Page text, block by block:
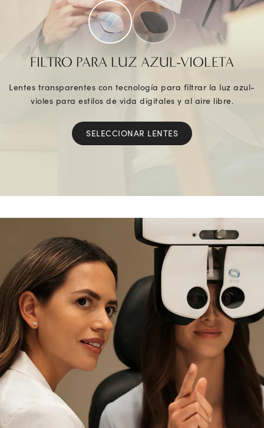
FILTRO PARA LUZ AZUL-VIOLETA
Lentes transparentes con tecnología para filtrar la luz azul-
violes para estilos de vida digitales y al aire libre.
SELECCIONAR LENTES